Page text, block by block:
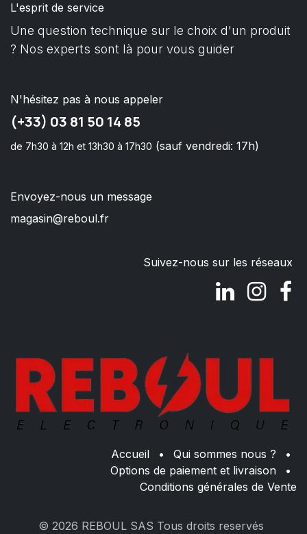
L'esprit de service
Une question technique sur le choix d'un produit
? Nos experts sont là pour vous guider
N'hésitez pas à nous appeler
(+33) 03 81 50 14 85
de 7h30 à 12h et 13h30 à 17h30 (sauf vendredi: 17h)
Envoyez-nous un message
magasin@reboul.fr
Suivez-nous sur les réseaux
Accueil • Qui sommes nous ?
•
Options de paiement et livraison
•
Conditions générales de Vente
© 2026 REBOUL SAS Tous droits reservés